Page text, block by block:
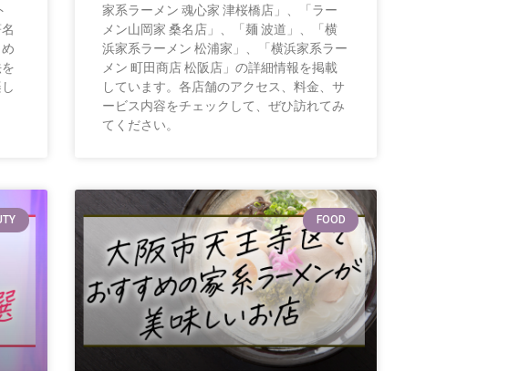
家系ラーメン 魂心家 津桜橋店」、「ラー
メン山岡家 桑名店」、「麺 波道」、「横
浜家系ラーメン 松浦家」、「横浜家系ラー
メン 町田商店 松阪店」の詳細情報を掲載
しています。各店舗のアクセス、料金、サ
ービス内容をチェックして、ぜひ訪れてみ
てください。
FOOD